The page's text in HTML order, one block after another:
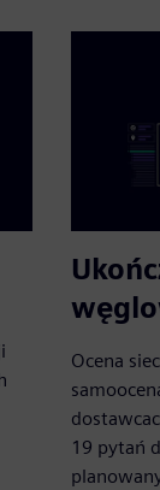
Ocena
19 pytań